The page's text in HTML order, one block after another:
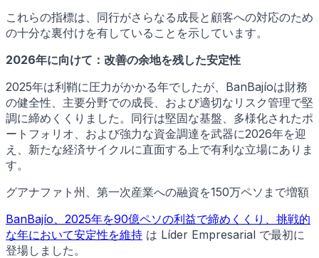
これらの指標は、同行がさらなる成長と顧客への対応のため
の十分な裏付けを有していることを示しています。
2026年に向けて：改善の余地を残した安定性
2025年は利鞘に圧力がかかる年でしたが、BanBajíoは財務
の健全性、主要分野での成長、および適切なリスク管理で堅
調に締めくくりました。同行は堅固な基盤、多様化されたポ
ートフォリオ、および強力な資金調達を武器に2026年を迎
え、新たな経済サイクルに直面する上で有利な立場にありま
す。
グアナファト州、第一次産業への融資を150万ペソまで増額
BanBajío、2025年を90億ペソの利益で締めくくり、挑戦的
な年において安定性を維持 は Líder Empresarial で最初に
登場しました。